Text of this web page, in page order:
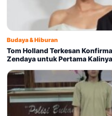
Budaya & Hiburan
Tom Holland Terkesan
Zendaya untuk Pertama Kalinya